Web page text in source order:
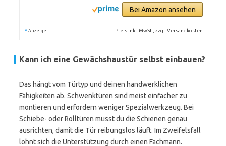
Bei Amazon ansehen
* Anzeige Preis inkl. MwSt., zzgl. Versandkosten
Kann ich eine Gewächshaustür selbst einbauen?
Das hängt vom Türtyp und deinen handwerklichen
Fähigkeiten ab. Schwenktüren sind meist einfacher zu
montieren und erfordern weniger Spezialwerkzeug. Bei
Schiebe- oder Rolltüren musst du die Schienen genau
ausrichten, damit die Tür reibungslos läuft. Im Zweifelsfall
lohnt sich die Unterstützung durch einen Fachmann.